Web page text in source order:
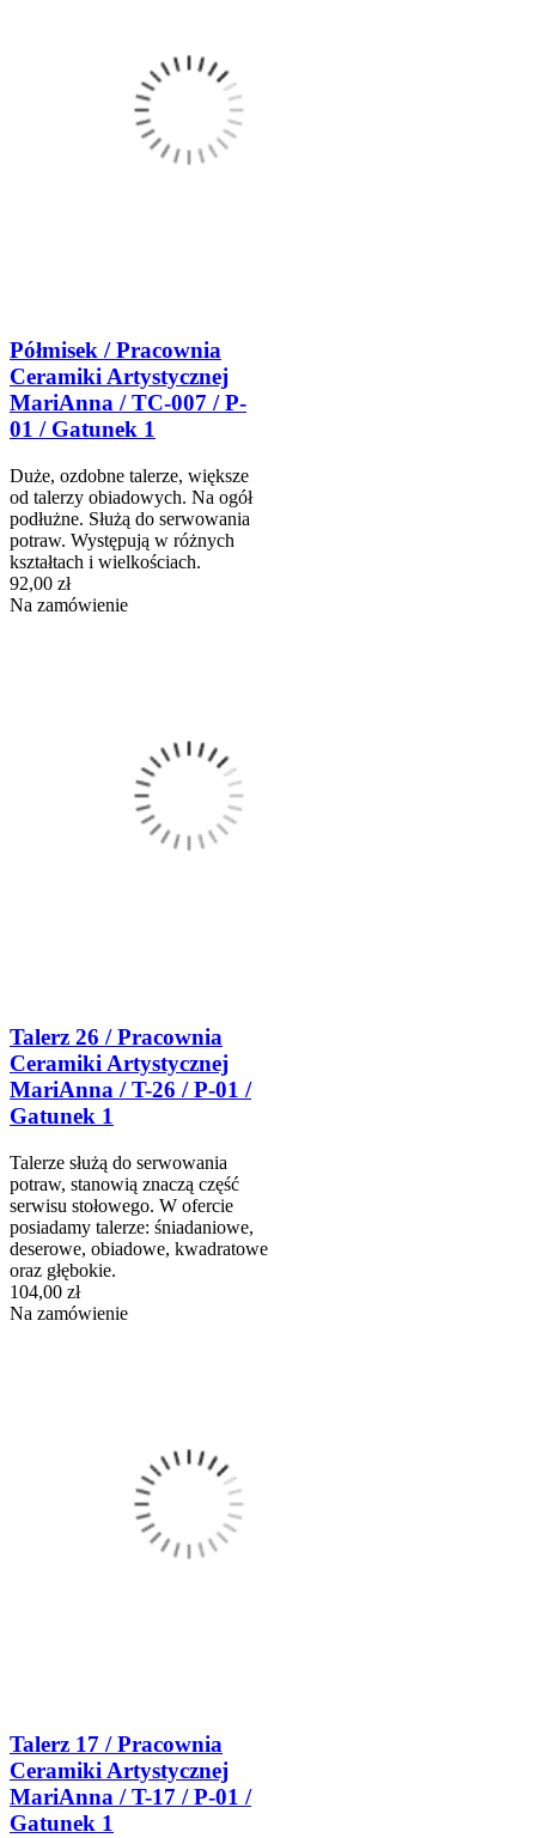
Półmisek / Pracownia
Ceramiki Artystycznej
MariAnna / TC-007 / P-
01 / Gatunek 1
Duże, ozdobne talerze, większe
od talerzy obiadowych. Na ogół
podłużne. Służą do serwowania
potraw. Występują w różnych
kształtach i wielkościach.
92,00 zł
Na zamówienie
Talerz 26 / Pracownia
Ceramiki Artystycznej
MariAnna / T-26 / P-01 /
Gatunek 1
Talerze służą do serwowania
potraw, stanowią znaczą część
serwisu stołowego. W ofercie
posiadamy talerze: śniadaniowe,
deserowe, obiadowe, kwadratowe
oraz głębokie.
104,00 zł
Na zamówienie
Talerz 17 / Pracownia
Ceramiki Artystycznej
MariAnna / T-17 / P-01 /
Gatunek 1